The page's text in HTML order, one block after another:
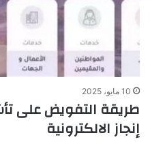
10 مايو، 2025
طريقة التفويض على
إنجاز الالكترونية